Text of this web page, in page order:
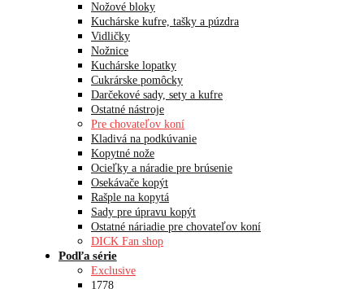
Nožové bloky
Kuchárske kufre, tašky a púzdra
Vidličky
Nožnice
Kuchárske lopatky
Cukrárske pomôcky
Darčekové sady, sety a kufre
Ostatné nástroje
Pre chovateľov koní
Kladivá na podkúvanie
Kopytné nože
Ocieľky a náradie pre brúsenie
Osekávače kopýt
Rašple na kopytá
Sady pre úpravu kopýt
Ostatné náriadie pre chovateľov koní
DICK Fan shop
Podľa série
Exclusive
1778